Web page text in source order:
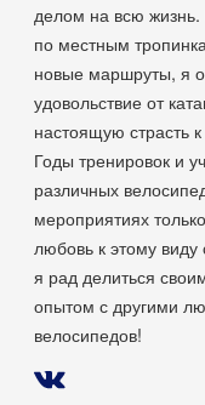
делом на всю жизнь.
по местным
новые маршруты, я
удовольствие от
настоящую страсть
Годы тренировок и
различных
мероприятиях
любовь к этому виду
я рад делиться
опытом с другими
велосипедов!